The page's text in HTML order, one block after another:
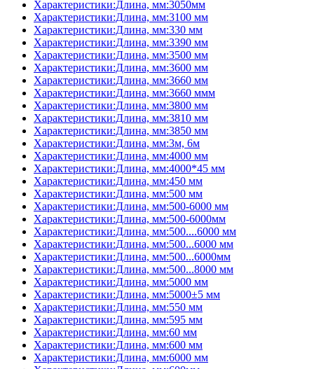
Характеристики:Длина, мм:3050мм
Характеристики:Длина, мм:3100 мм
Характеристики:Длина, мм:330 мм
Характеристики:Длина, мм:3390 мм
Характеристики:Длина, мм:3500 мм
Характеристики:Длина, мм:3600 мм
Характеристики:Длина, мм:3660 мм
Характеристики:Длина, мм:3660 ммм
Характеристики:Длина, мм:3800 мм
Характеристики:Длина, мм:3810 мм
Характеристики:Длина, мм:3850 мм
Характеристики:Длина, мм:3м, 6м
Характеристики:Длина, мм:4000 мм
Характеристики:Длина, мм:4000*45 мм
Характеристики:Длина, мм:450 мм
Характеристики:Длина, мм:500 мм
Характеристики:Длина, мм:500-6000 мм
Характеристики:Длина, мм:500-6000мм
Характеристики:Длина, мм:500....6000 мм
Характеристики:Длина, мм:500...6000 мм
Характеристики:Длина, мм:500...6000мм
Характеристики:Длина, мм:500...8000 мм
Характеристики:Длина, мм:5000 мм
Характеристики:Длина, мм:5000±5 мм
Характеристики:Длина, мм:550 мм
Характеристики:Длина, мм:595 мм
Характеристики:Длина, мм:60 мм
Характеристики:Длина, мм:600 мм
Характеристики:Длина, мм:6000 мм